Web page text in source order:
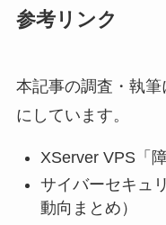
参考リンク
本記事の調査・執
にしています。
XServer VPS「
サイバーセキュ
動向まとめ）